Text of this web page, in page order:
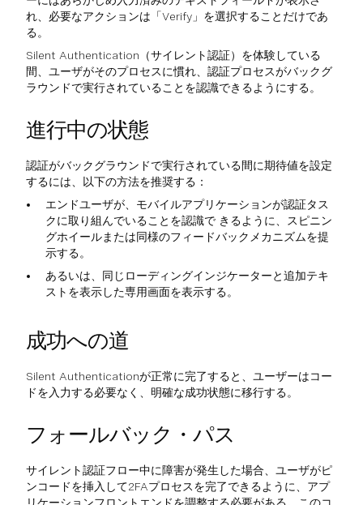
れ、必要なアクションは「Verify」を選択することだけであ
る。
Silent Authentication（サイレント認証）を体験している
間、ユーザがそのプロセスに慣れ、認証プロセスがバックグ
ラウンドで実行されていることを認識できるようにする。
進行中の状態
認証がバックグラウンドで実行されている間に期待値を設定
するには、以下の方法を推奨する：
エンドユーザが、モバイルアプリケーションが認証タス
クに取り組んでいることを認識で きるように、スピニン
グホイールまたは同様のフィードバックメカニズムを提
示する。
あるいは、同じローディングインジケーターと追加テキ
ストを表示した専用画面を表示する。
成功への道
Silent Authenticationが正常に完了すると、ユーザーはコー
ドを入力する必要なく、明確な成功状態に移行する。
フォールバック・パス
サイレント認証フロー中に障害が発生した場合、ユーザがピ
ンコードを挿入して2FAプロセスを完了できるように、アプ